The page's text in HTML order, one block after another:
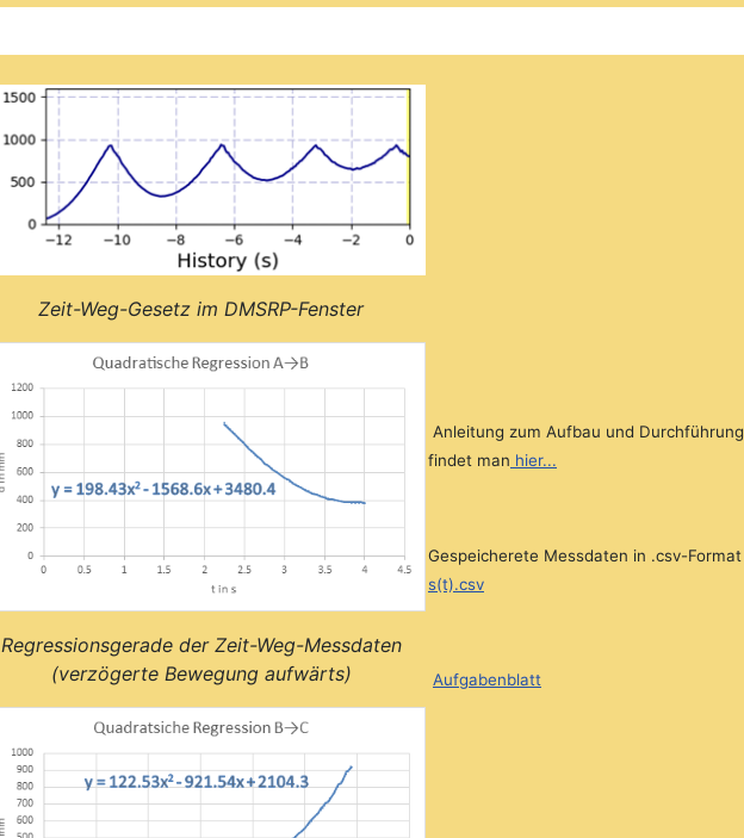
Zeit-Weg-Gesetz im DMSRP-Fenster
Regressionsgerade der Zeit-Weg-Messdaten
(verzögerte Bewegung aufwärts)
Anleitung zum Aufbau und
findet man hier...
Gespeicherete Messdaten in .csv-
s(t).csv
Aufgabenblatt